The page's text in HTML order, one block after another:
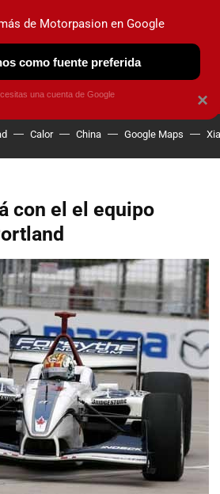
OBSERVATORIO
Calor China Google Maps
con el el equipo
×
de Motorpasion en Google
como fuente preferida
una cuenta de Google